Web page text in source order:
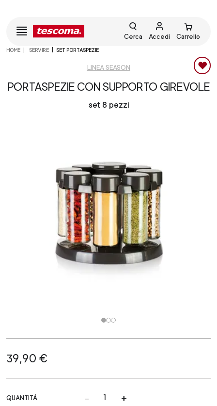
Cerca Accedi Carrello
HOME SERVIRE SET PORTASPEZIE
LINEA SEASON
PORTASPEZIE CON SUPPORTO GIREVOLE
set 8 pezzi
39,90 €
QUANTITÀ - +